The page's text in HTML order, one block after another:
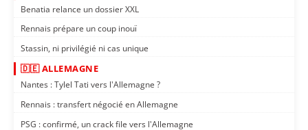
Benatia relance un dossier XXL
Rennais prépare un coup inouï
Stassin, ni privilégié ni cas unique
🇩🇪 ALLEMAGNE
Nantes : Tylel Tati vers l'Allemagne ?
Rennais : transfert négocié en Allemagne
PSG : confirmé, un crack file vers l'Allemagne